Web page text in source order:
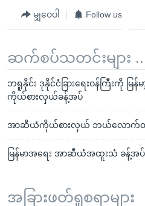
မျှဝေပါ Follow us
ဆက်စပ်သတင်းများ
ဘရူနိုင်း ဒုနိုင်ငံခြားရေးဝန်ကြီးကို မ
ကိုယ်စားလှယ်ခန့်အပ်
အာဆီယံကိုယ်စားလှယ် ဘယ်လောက်ထိ
မြန်မာအရေး အာဆီယံအထူးသံ ခန့်
အခြားဖတ်ရှုစရာများ